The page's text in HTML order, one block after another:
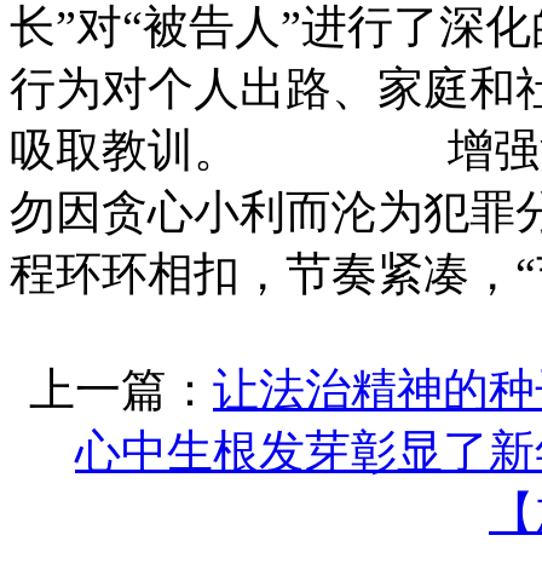
长”对“被告人”进行了深
行为对个人出路、家庭和
吸取教训。 增强法
勿因贪心小利而沦为犯罪
程环环相扣，节奏紧凑，
上一篇： 让法治精神的
心中生根发芽彰显了